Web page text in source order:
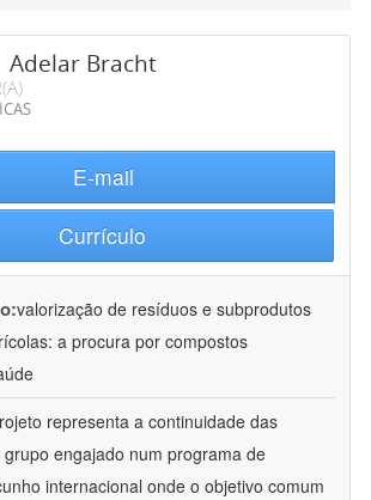
Adelar Bracht
E-mail
Currículo
valorização de resíduos e subprodutos
a procura por compostos
representa a continuidade das
engajado num programa de
internacional onde o objetivo comum